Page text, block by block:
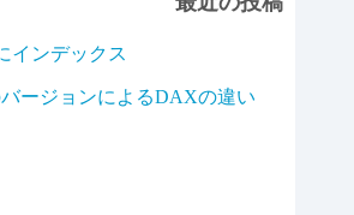
インデックス
バージョンによるDAXの違い